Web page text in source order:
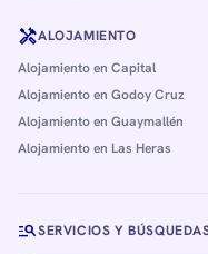
handymanALOJAMIENTO
Alojamiento en Capital
Alojamiento en Godoy Cruz
Alojamiento en Guaymallén
Alojamiento en Las Heras
manage_searchSERVICIOS Y